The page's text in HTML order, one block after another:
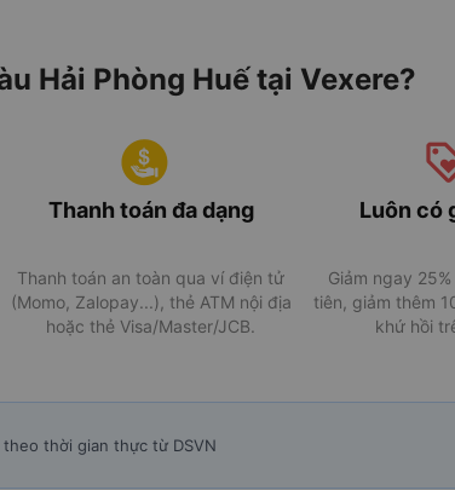
Hải Phòng Huế tại Vexere?
Thanh toán đa dạng
Thanh toán an toàn qua ví điện tử
(Momo, Zalopay...), thẻ ATM nội địa
hoặc thẻ Visa/Master/JCB.
Luôn có
Giảm ngay
tiên, giảm thêm
khứ hồi
thời gian thực từ DSVN